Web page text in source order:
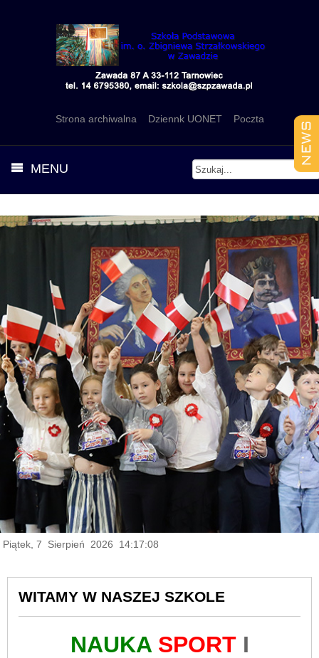
Strona archiwalna Dziennk UONET Poczta
MENU
Piątek, 7 Sierpień 2026 14:17:09
WITAMY W NASZEJ SZKOLE
NAUKA SPORTI